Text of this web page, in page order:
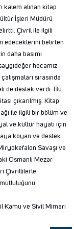
kalem alınan kitap
İşleri Müdürü
Çivril ile ilgili
edeceklerini belirten
daha basımı
hocamız
sırasında
de destek verdi. Bu
çıkarılmış. Kitap
ile ilgili bir bölüm ve
ve kültür hayatı için
koyan ve destek
Savaşı ve
Osmanlı Mezar
Çivrillilerle
Kamu ve Sivil Mimari